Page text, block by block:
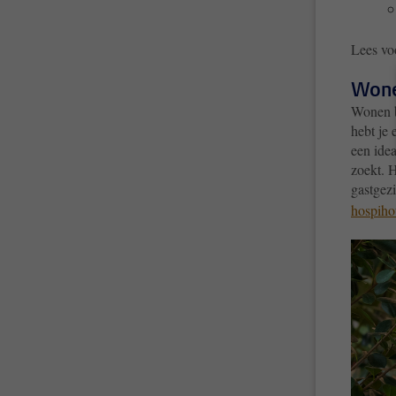
Lees
Wonen
hebt je
een
zoekt.